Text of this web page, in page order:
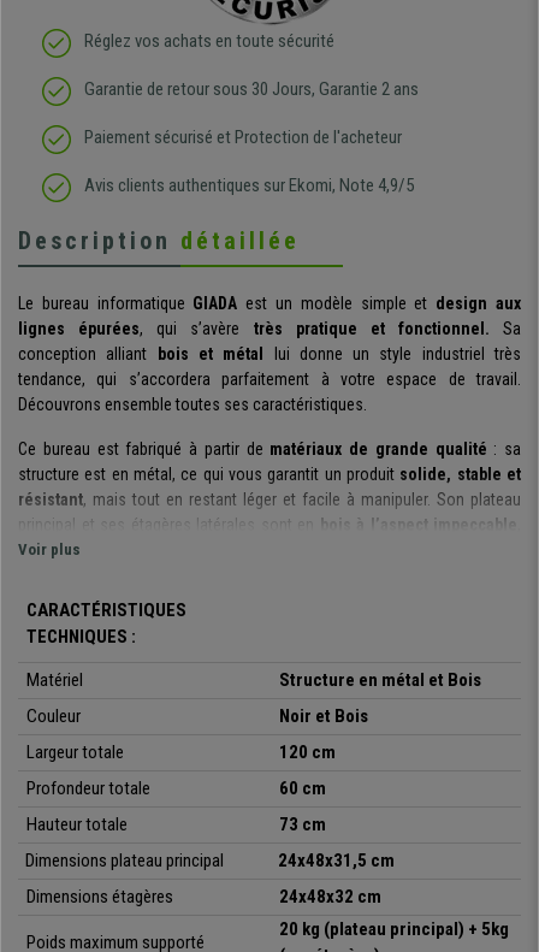
Réglez vos achats en toute sécurité
Garantie de retour sous 30 Jours, Garantie 2 ans
Paiement sécurisé et Protection de l'acheteur
Avis clients authentiques sur Ekomi, Note 4,9/5
Description détaillée
Le bureau informatique GIADA est un modèle simple et design aux
lignes épurées, qui s’avère très pratique et fonctionnel. Sa
conception alliant
bois et métal
lui donne un style industriel très
tendance, qui s’accordera parfaitement à votre espace de travail.
Découvrons ensemble toutes ses caractéristiques.
Ce bureau est fabriqué à partir de matériaux de grande qualité : sa
structure est en métal, ce qui vous garantit un produit solide, stable et
résistant, mais tout en restant léger et facile à manipuler. Son plateau
principal et ses étagères latérales sont en
bois à l’aspect impeccable
avec revêtement en mélamine.
deux étagères latérales très pratiques
éléments bureautiques à portée de main, ou bien disposer des éléments
de décoration, sans pour autant empiéter sur la surface de travail. Pour
à tout type de sol, même irrégulier. Ils sont également
de protéger votre sol.
Grâce au revêtement de sa surface, ce bureau est
d’entretien: vous pouvez le nettoyer à l’aide d’un chiffon doux imbibé
esttrès résistant grâce à sa structure: le plateau principal peut
supporter20kg, et chaque étagère individuelle peut supporter
pour y placer tous les objets dont vous aurez besoin au quotidien !
Voir plus
CARACTÉRISTIQUES
TECHNIQUES :
Matériel
Structure en métal et Bois
Couleur
Noir et Bois
Largeur totale
120 cm
Profondeur totale
60 cm
Hauteur totale
73 cm
Dimensions plateau principal
24x48x31,5 cm
Dimensions étagères
24x48x32 cm
Poids maximum supporté
20 kg (plateau principal) + 5kg